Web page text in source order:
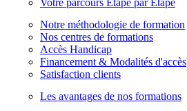
Notre méthodologie de formation
Nos centres de formations
Accès Handicap
Financement & Modalités d'accès
Satisfaction clients
Les avantages de nos formations